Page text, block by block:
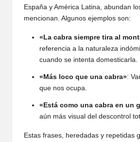
España y América Latina, abundan
mencionan. Algunos ejemplos son:
«La cabra siempre tira al
referencia a la naturaleza
cuando se intenta domesticarla.
«Más loco que una cabra»:
que nos ocupa.
«Está como una cabra en un
aún más visual del descontrol
Estas frases, heredadas y repetidas